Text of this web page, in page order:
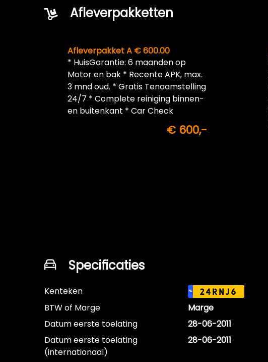
Afleverpakketten
Afleverpakket A € 600.00
* HuisGarantie: 6 maanden op
Motor en bak * Recente APK, max.
3 mnd oud. * Gratis Tenaamstelling
24/7 * Complete reiniging binnen-
en buitenkant * Car Check
€ 600,-
Specificaties
Kenteken NL 24RNJ6
BTW of Marge
Marge
Datum eerste toelating
28-06-2011
Datum eerste toelating
(internationaal)
28-06-2011